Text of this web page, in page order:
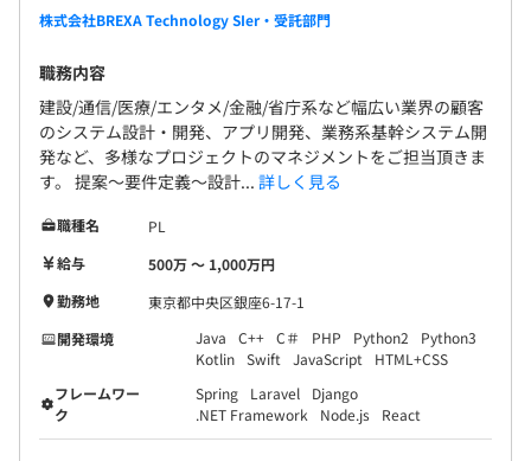
株式会社BREXA Technology SIer・受託部門
職務内容
建設/通信/医療/エンタメ/金融/省庁系など幅広い業界の顧客
のシステム設計・開発、アプリ開発、業務系基幹システム開
発など、多様なプロジェクトのマネジメントをご担当頂きま
す。 提案～要件定義～設計... 詳しく見る
職種名
PL
給与
500万 〜 1,000万円
勤務地
東京都中央区銀座6-17-1
開発環境
Java C++ C＃ PHP Python2
Python3
Kotlin Swift JavaScript
HTML+CSS
フレームワー
ク
Spring Laravel
Django
.NET Framework
Node.js React